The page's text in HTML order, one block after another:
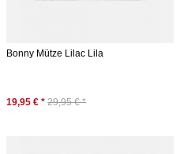
Bonny Mütze Lilac Lila
19,95 € * 29,95 € *